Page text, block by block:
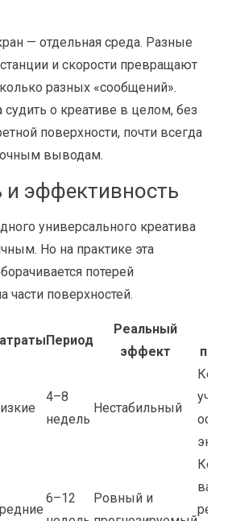
— отдельная среда. Разные
и скорости превращают
разных «сообщений».
о креативе в целом, без
поверхности, почти всегда
выводам.
и эффективность
универсального креатива
Но на практике эта
потерей
части поверхностей.
Период
Реальный
эффект
4–8
недель
Нестабильный
6–12
Ровный и